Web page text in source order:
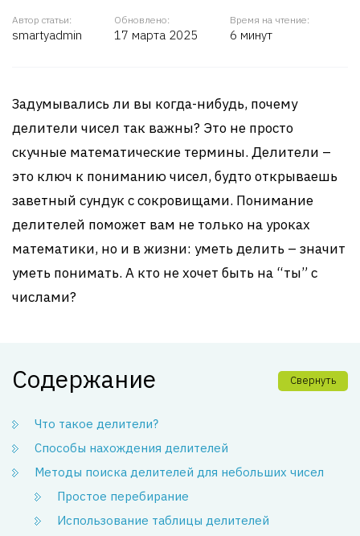
Автор статьи:
smartyadmin
Обновлено:
17 марта 2025
Время на чтение:
6 минут
Задумывались ли вы когда-нибудь, почему
делители чисел так важны? Это не просто
скучные математические термины. Делители –
это ключ к пониманию чисел, будто открываешь
заветный сундук с сокровищами. Понимание
делителей поможет вам не только на уроках
математики, но и в жизни: уметь делить – значит
уметь понимать. А кто не хочет быть на “ты” с
числами?
Содержание Свернуть
Что такое делители?
Способы нахождения делителей
Методы поиска делителей для небольших чисел
Простое перебирание
Использование таблицы делителей